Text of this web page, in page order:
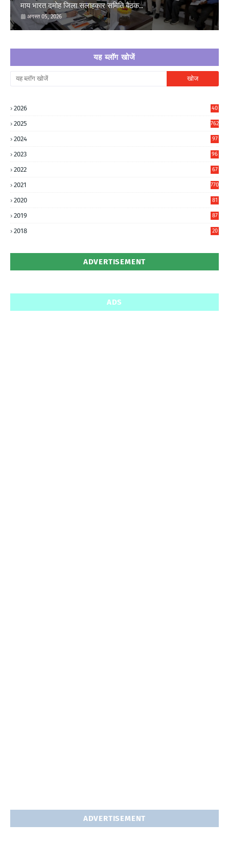
माय भारत दमोह जिला सलाहकार समिति बैठक..
अगस्त 05, 2026
यह ब्लॉग खोजें
2026
40
2025 762
2024
97
2023
96
2022
67
2021 770
2020
81
2019
87
2018
20
ADVERTISEMENT
ADS
ADVERTISEMENT